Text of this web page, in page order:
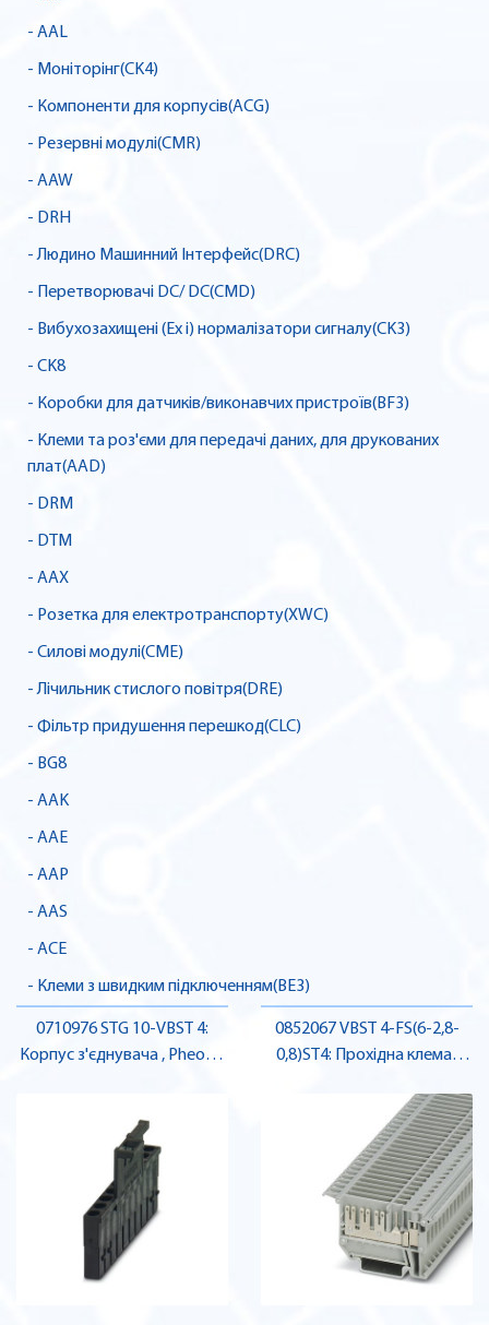
- AAL
- Моніторінг(CK4)
- Компоненти для корпусів(ACG)
- Резервні модулі(CMR)
- AAW
- DRH
- Людино Машинний Інтерфейс(DRC)
- Перетворювачі DC/ DC(CMD)
- Вибухозахищені (Ex i) нормалізатори сигналу(CK3)
- CK8
- Коробки для датчиків/виконавчих пристроїв(BF3)
- Клеми та роз'єми для передачі даних, для друкованих
плат(AAD)
- DRM
- DTM
- AAX
- Розетка для електротранспорту(XWC)
- Силові модулі(CME)
- Лічильник стислого повітря(DRE)
- Фільтр придушення перешкод(CLC)
- BG8
- AAK
- AAE
- AAP
- AAS
- ACE
- Клеми з швидким підключенням(BE3)
0710976 STG 10-VBST 4:
Корпус з'єднувача , Pheonix
0852067 VBST 4-FS(6-2,8-
0,8)ST4: Прохідна клема ,